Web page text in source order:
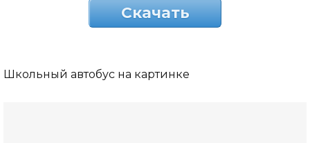
Скачать
Школьный автобус на картинке